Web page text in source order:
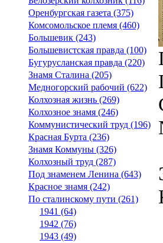
Оренбургская газета (375)
Комсомольское племя (460)
Большевик (243)
Большевистская правда (100)
Бугурусланская правда (220)
Знамя Сталина (205)
Медногорский рабочий (622)
Колхозная жизнь (269)
Колхозное знамя (246)
Коммунистический труд (196)
Красная Бурта (236)
Знамя Коммуны (326)
Колхозный труд (287)
Под знаменем Ленина (643)
Красное знамя (242)
По сталинскому пути (261)
1941 (64)
1942 (76)
1943 (49)